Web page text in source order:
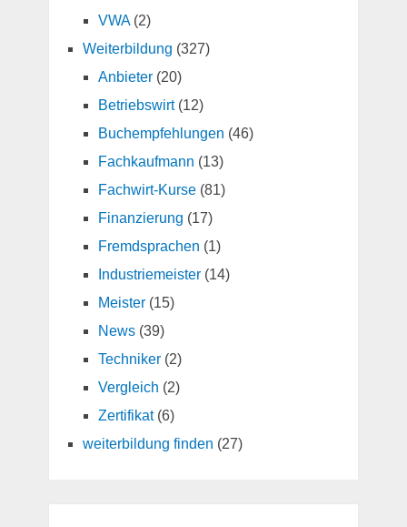
VWA(2)
Weiterbildung (327)
Anbieter(20)
Betriebswirt(12)
Buchempfehlungen (46)
Fachkaufmann (13)
Fachwirt-Kurse(81)
Finanzierung (17)
Fremdsprachen (1)
Industriemeister(14)
Meister(15)
News(39)
Techniker(2)
Vergleich (2)
Zertifikat(6)
weiterbildung finden (27)